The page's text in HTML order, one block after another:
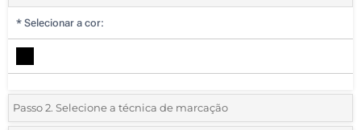
* Selecionar a cor:
Passo 2. Selecione a técnica de marcação